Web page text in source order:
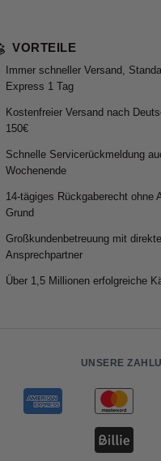
VORTEILE
Immer schneller Versand,
Express 1 Tag
Kostenfreier Versand nach
150€
Schnelle Servicerückmeldung
Wochenende
14-tägiges Rückgaberecht ohne
Grund
Großkundenbetreuung mit
Ansprechpartner
Über 1,5 Millionen erfolgreiche
UNSERE